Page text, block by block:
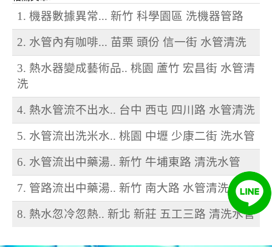
1. 機器數據異常... 新竹 科學園區 洗機器管路
2. 水管內有咖啡... 苗栗 頭份 信一街 水管清洗
3. 熱水器變成藝術品.. 桃園 蘆竹 宏昌街 水管清
洗
4. 熱水管流不出水.. 台中 西屯 四川路 水管清洗
5. 水管流出洗米水.. 桃園 中壢 少康二街 洗水管
6. 水管流出中藥湯.. 新竹 牛埔東路 清洗水管
7. 管路流出中藥湯.. 新竹 南大路 水管清洗
8. 熱水忽冷忽熱.. 新北 新莊 五工三路 清洗水管